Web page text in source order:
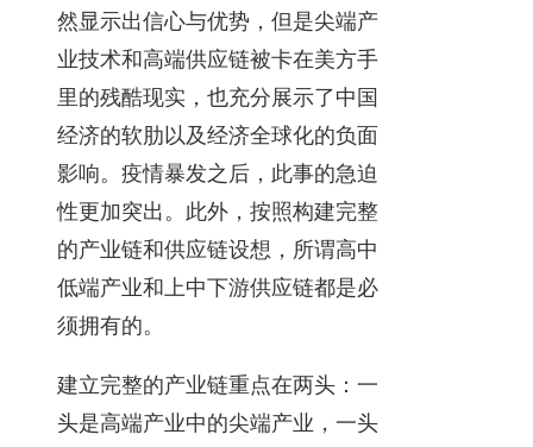
然显示出信心与优势，但是尖端产
业技术和高端供应链被卡在美方手
里的残酷现实，也充分展示了中国
经济的软肋以及经济全球化的负面
影响。疫情暴发之后，此事的急迫
性更加突出。此外，按照构建完整
的产业链和供应链设想，所谓高中
低端产业和上中下游供应链都是必
须拥有的。
建立完整的产业链重点在两头：一
头是高端产业中的尖端产业，一头